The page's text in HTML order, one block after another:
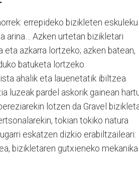
errepideko bizikleten eskuleku
arina… Azken urtetan bizikletari
eta azkarra lortzeko; azken batean,
batuketa lortzeko.
ahalik eta lauenetatik ibiltzea
luzeak pardel askorik gainean
lotzen da Gravel
tokian tokiko natura
eskatzen dizkio erabiltzaileari:
bizikletaren gutxieneko mekanika